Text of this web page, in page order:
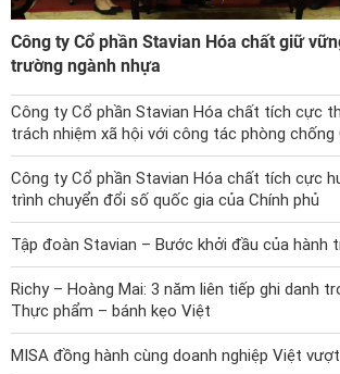
Công ty Cổ phần Stavian Hóa chất giữ
trường ngành nhựa
Công ty Cổ phần Stavian Hóa chất tích cực
trách nhiệm xã hội với công tác phòng chống
Công ty Cổ phần Stavian Hóa chất tích cực
trình chuyển đổi số quốc gia của Chính phủ
Tập đoàn Stavian – Bước khởi đầu của hành
Richy – Hoàng Mai: 3 năm liên tiếp ghi danh
Thực phẩm – bánh kẹo Việt
MISA đồng hành cùng doanh nghiệp Việt